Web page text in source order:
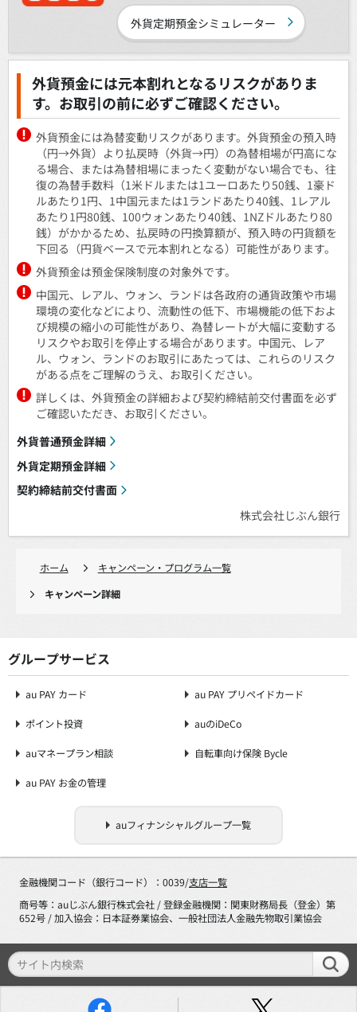
外貨定期預金シミュレーター
外貨預金には元本割れとなるリスクがありま
す。お取引の前に必ずご確認ください。
外貨預金には為替変動リスクがあります。外貨預金の預入時
（円→外貨）より払戻時（外貨→円）の為替相場が円高にな
る場合、または為替相場にまったく変動がない場合でも、往
復の為替手数料（1米ドルまたは1ユーロあたり50銭、1豪ド
ルあたり1円、1中国元または1ランドあたり40銭、1レアル
あたり1円80銭、100ウォンあたり40銭、1NZドルあたり80
銭）がかかるため、払戻時の円換算額が、預入時の円貨額を
下回る（円貨ベースで元本割れとなる）可能性があります。
外貨預金は預金保険制度の対象外です。
中国元、レアル、ウォン、ランドは各政府の通貨政策や市場
環境の変化などにより、流動性の低下、市場機能の低下およ
び規模の縮小の可能性があり、為替レートが大幅に変動する
リスクやお取引を停止する場合があります。中国元、レア
ル、ウォン、ランドのお取引にあたっては、これらのリスク
がある点をご理解のうえ、お取引ください。
詳しくは、外貨預金の詳細および契約締結前交付書面を必ず
ご確認いただき、お取引ください。
外貨普通預金詳細
外貨定期預金詳細
契約締結前交付書面
株式会社じぶん銀行
ホーム
キャンペーン・プログラム一覧
キャンペーン詳細
グループサービス
au PAY カード au PAY プリペイドカード
ポイント投資 auのiDeCo
auマネープラン相談 自転車向け保険 Bycle
au PAY お金の管理
auフィナンシャルグループ一覧
金融機関コード（銀行コード）：0039/支店一覧
商号等：auじぶん銀行株式会社 / 登録金融機関：関東財務局長（登金）第
652号 / 加入協会：日本証券業協会、一般社団法人金融先物取引業協会